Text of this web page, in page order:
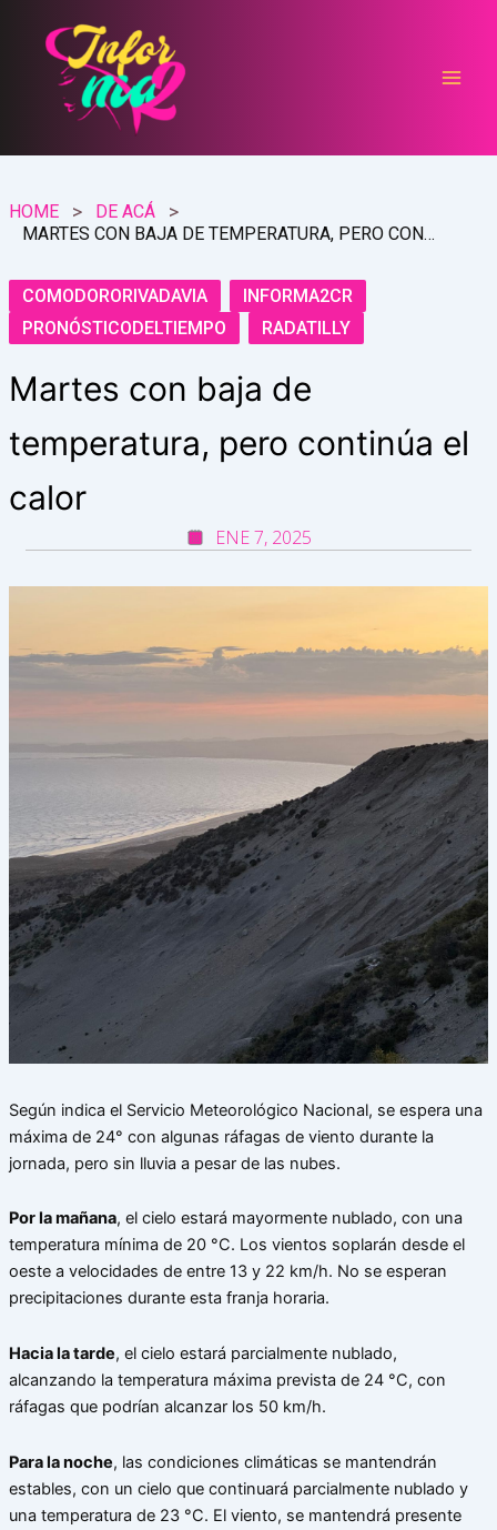
contenido
HOME
DE ACÁ
MARTES CON BAJA DE TEMPERATURA, PERO CONTINÚA EL CALOR
COMODORORIVADAVIA
INFORMA2CR
PRONÓSTICODELTIEMPO
RADATILLY
Martes con baja de
temperatura, pero continúa el
calor
ENE 7, 2025
Según indica el Servicio Meteorológico Nacional, se espera una
máxima de 24° con algunas ráfagas de viento durante la
jornada, pero sin lluvia a pesar de las nubes.
Por la mañana, el cielo estará mayormente nublado, con una
temperatura mínima de 20 °C. Los vientos soplarán desde el
oeste a velocidades de entre 13 y 22 km/h. No se esperan
precipitaciones durante esta franja horaria.
Hacia la tarde, el cielo estará parcialmente nublado,
alcanzando la temperatura máxima prevista de 24 °C, con
ráfagas que podrían alcanzar los 50 km/h.
Para la noche, las condiciones climáticas se mantendrán
estables, con un cielo que continuará parcialmente nublado y
una temperatura de 23 °C. El viento, se mantendrá presente